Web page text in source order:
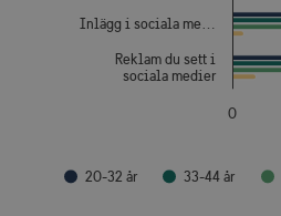
20-32 år 33-44 år
Inlägg i sociala me…
Reklam du sett i
sociala medier
0